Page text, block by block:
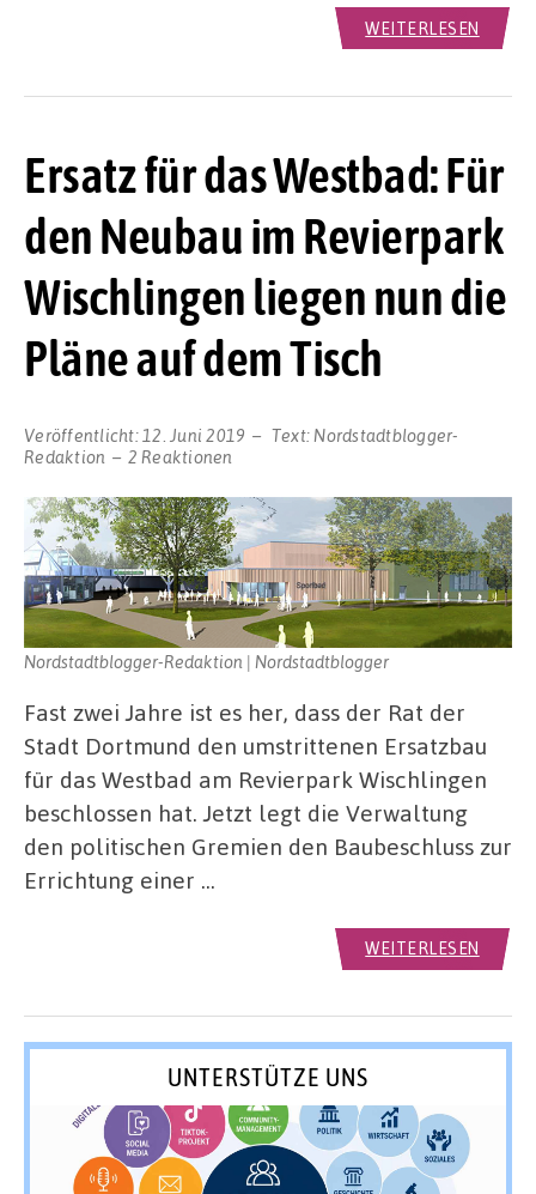
WEITERLESEN
Ersatz für das Westbad: Für
den Neubau im Revierpark
Wischlingen liegen nun die
Pläne auf dem Tisch
Veröffentlicht: 12. Juni 2019 Text: Nordstadtblogger-
Redaktion
2 Reaktionen
Nordstadtblogger-Redaktion | Nordstadtblogger
Fast zwei Jahre ist es her, dass der Rat der
Stadt Dortmund den umstrittenen Ersatzbau
für das Westbad am Revierpark Wischlingen
beschlossen hat. Jetzt legt die Verwaltung
den politischen Gremien den Baubeschluss zur
Errichtung einer …
WEITERLESEN
UNTERSTÜTZE UNS